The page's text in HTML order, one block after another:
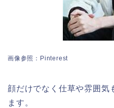
画像参照：Pinterest
顔だけでなく仕草や雰囲気
ます。